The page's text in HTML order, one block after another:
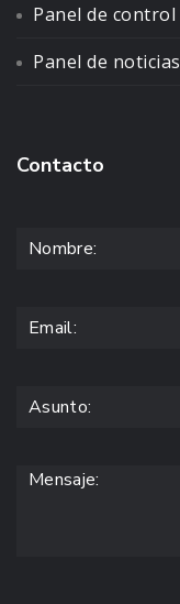
Panel de control
Panel de noticias
Contacto